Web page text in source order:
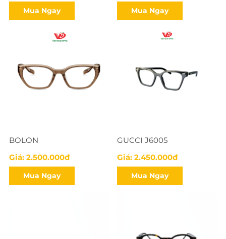
Mua Ngay Mua Ngay
BOLON
Giá: 2.500.000đ
Mua Ngay
GUCCI J6005
Giá: 2.450.000đ
Mua Ngay